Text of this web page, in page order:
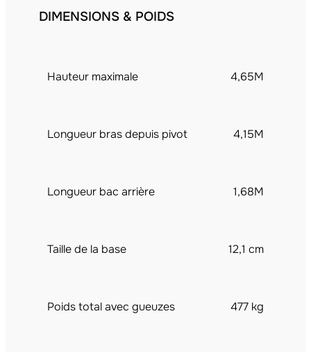
DIMENSIONS & POIDS
Hauteur maximale 4,65M
Longueur bras depuis pivot 4,15M
Longueur bac arrière 1,68M
Taille de la base 12,1 cm
Poids total avec gueuzes 477 kg